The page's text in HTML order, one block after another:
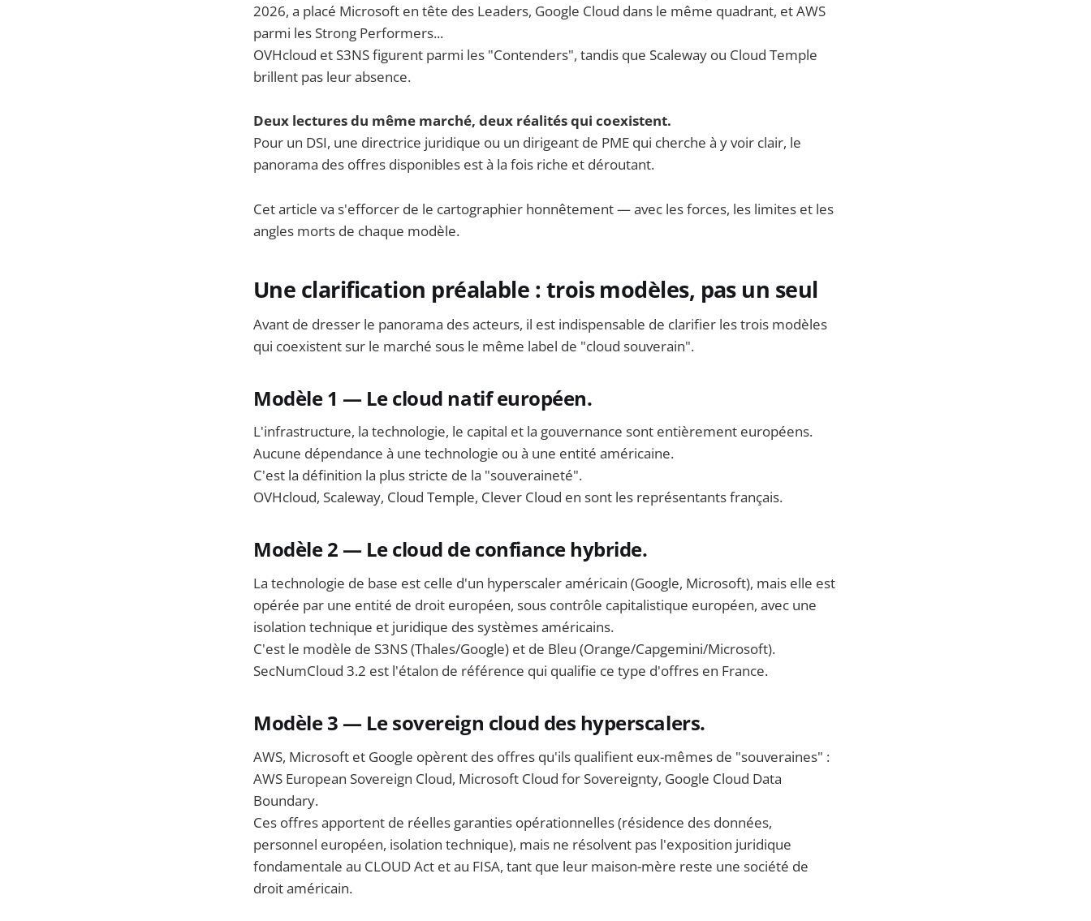
2026, a placé Microsoft en tête des Leaders, Google Cloud dans le même quadrant, et AWS
parmi les Strong Performers...
OVHcloud et S3NS figurent parmi les "Contenders", tandis que Scaleway ou Cloud Temple
brillent pas leur absence.
Deux lectures du même marché, deux réalités qui coexistent.
Pour un DSI, une directrice juridique ou un dirigeant de PME qui cherche à y voir clair, le
panorama des offres disponibles est à la fois riche et déroutant.
Cet article va s'efforcer de le cartographier honnêtement — avec les forces, les limites et les
angles morts de chaque modèle.
Une clarification préalable : trois modèles, pas un seul
Avant de dresser le panorama des acteurs, il est indispensable de clarifier les trois modèles
qui coexistent sur le marché sous le même label de "cloud souverain".
Modèle 1 — Le cloud natif européen.
L'infrastructure, la technologie, le capital et la gouvernance sont entièrement européens.
Aucune dépendance à une technologie ou à une entité américaine.
C'est la définition la plus stricte de la "souveraineté".
OVHcloud, Scaleway, Cloud Temple, Clever Cloud en sont les représentants français.
Modèle 2 — Le cloud de confiance hybride.
La technologie de base est celle d'un hyperscaler américain (Google, Microsoft), mais elle est
opérée par une entité de droit européen, sous contrôle capitalistique européen, avec une
isolation technique et juridique des systèmes américains.
C'est le modèle de S3NS (Thales/Google) et de Bleu (Orange/Capgemini/Microsoft).
SecNumCloud 3.2 est l'étalon de référence qui qualifie ce type d'offres en France.
Modèle 3 — Le sovereign cloud des hyperscalers.
AWS, Microsoft et Google opèrent des offres qu'ils qualifient eux-mêmes de "souveraines" :
AWS European Sovereign Cloud, Microsoft Cloud for Sovereignty, Google Cloud Data
Boundary.
Ces offres apportent de réelles garanties opérationnelles (résidence des données,
personnel européen, isolation technique), mais ne résolvent pas l'exposition juridique
fondamentale au CLOUD Act et au FISA, tant que leur maison-mère reste une société de
droit américain.